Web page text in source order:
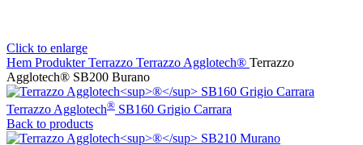
Click to enlarge
Hem ProdukterTerrazzo Terrazzo Agglotech® Terrazzo
Agglotech® SB200 Burano
Terrazzo Agglotech® SB160 Grigio Carrara
Back to products